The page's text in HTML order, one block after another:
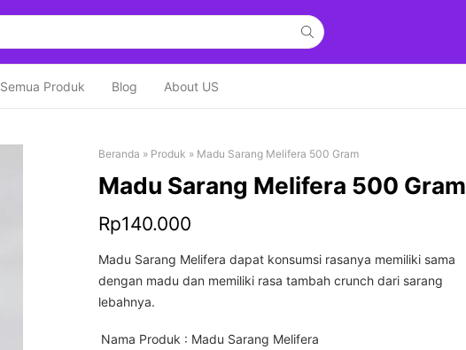
Semua Produk Blog About US
Beranda » Produk » Madu Sarang Melifera 500 Gram
Madu Sarang Melifera 500 Gram
Rp140.000
Madu Sarang Melifera dapat konsumsi rasanya memiliki sama
dengan madu dan memiliki rasa tambah crunch dari sarang
lebahnya.
Nama Produk : Madu Sarang Melifera